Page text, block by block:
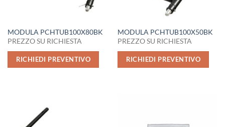
MODULA PCHTUB100X80BK
PREZZO SU RICHIESTA
RICHIEDI PREVENTIVO
MODULA PCHTUB100X50BK
PREZZO SU RICHIESTA
RICHIEDI PREVENTIVO